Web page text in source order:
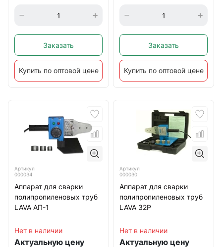
Заказать
Купить по оптовой цене
Заказать
Купить по оптовой цене
Артикул
000034
Аппарат для сварки
полипропиленовых труб
LAVA АП-1
Нет в наличии
Актуальную цену
Артикул
000030
Аппарат для сварки
полипропиленовых труб
LAVA 32Р
Нет в наличии
Актуальную цену